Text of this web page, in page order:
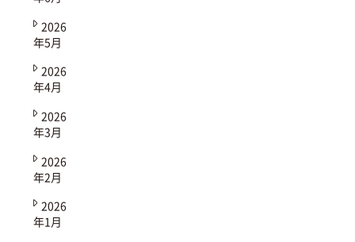
2026
年5月
2026
年4月
2026
年3月
2026
年2月
2026
年1月